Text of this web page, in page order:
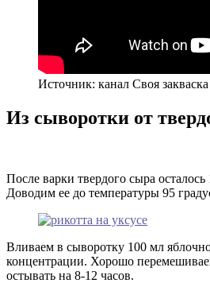
Источник: канал Своя закваска
Из сыворотки от
После варки твердого сыра
Доводим ее до температуры 95
Вливаем в сыворотку 100 мл
концентрации. Хорошо
остывать на 8-12 часов.